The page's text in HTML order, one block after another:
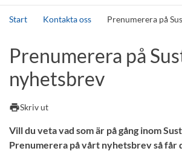
Start Kontakta oss Prenumerera på
Prenumerera på
nyhetsbrev
printSkriv ut
Vill du veta vad som är på gång inom
Prenumerera på vårt nyhetsbrev så får